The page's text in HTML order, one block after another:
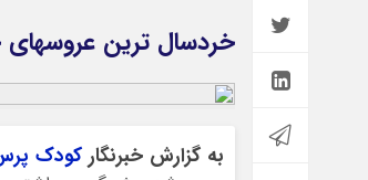
خردسال ترین
به گزارش خبرنگارکودک